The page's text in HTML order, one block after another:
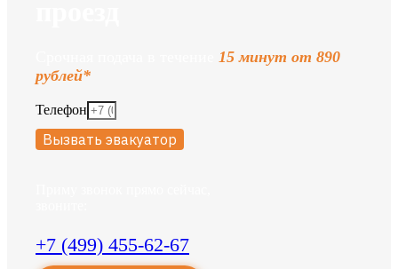
15 минут от 890
рублей*
Телефон
Вызвать эвакуатор
+7 (499) 455-62-67